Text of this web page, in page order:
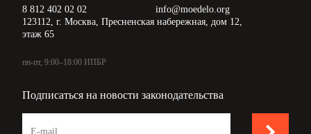
8 812 402 02 02
info@moedelo.org
123112, г. Москва, Пресненская набережная, дом 12,
этаж 65
пн-пт, 9:00–18:00 ИПБР
Подписаться на новости законодательства